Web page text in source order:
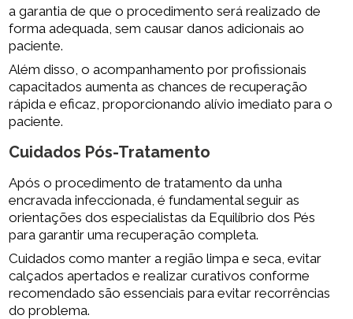
a garantia de que o procedimento será realizado de
forma adequada, sem causar danos adicionais ao
paciente.
Além disso, o acompanhamento por profissionais
capacitados aumenta as chances de recuperação
rápida e eficaz, proporcionando alívio imediato para o
paciente.
Cuidados Pós-Tratamento
Após o procedimento de tratamento da unha
encravada infeccionada, é fundamental seguir as
orientações dos especialistas da Equilíbrio dos Pés
para garantir uma recuperação completa.
Cuidados como manter a região limpa e seca, evitar
calçados apertados e realizar curativos conforme
recomendado são essenciais para evitar recorrências
do problema.